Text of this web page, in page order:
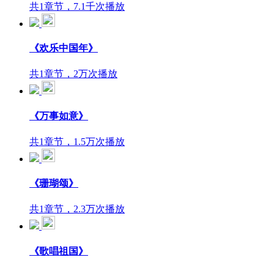
共1章节，7.1千次播放
《欢乐中国年》
共1章节，2万次播放
《万事如意》
共1章节，1.5万次播放
《珊瑚颂》
共1章节，2.3万次播放
《歌唱祖国》